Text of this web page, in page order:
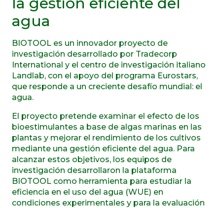
agua
BIOTOOL es un innovador proyecto de
investigación desarrollado por Tradecorp
International y el centro de investigación italiano
Landlab, con el apoyo del programa Eurostars,
que responde a un creciente desafío mundial: el
agua.
El proyecto pretende examinar el efecto de los
bioestimulantes a base de algas marinas en las
plantas y mejorar el rendimiento de los cultivos
mediante una gestión eficiente del agua. Para
alcanzar estos objetivos, los equipos de
investigación desarrollaron la plataforma
BIOTOOL como herramienta para estudiar la
eficiencia en el uso del agua (WUE) en
condiciones experimentales y para la evaluación